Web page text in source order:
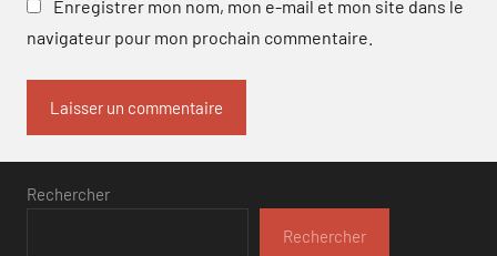
Enregistrer mon nom, mon e-mail et mon site dans le
navigateur pour mon prochain commentaire.
Rechercher
Rechercher